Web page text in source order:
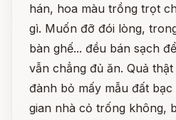
hán, hoa màu trồng trọt
gì. Muốn đỡ đói lòng,
bàn ghế... đều bán sạch
vẫn chẳng đủ ăn. Quả
đành bỏ mấy mẫu đất
gian nhà cỏ trống không,